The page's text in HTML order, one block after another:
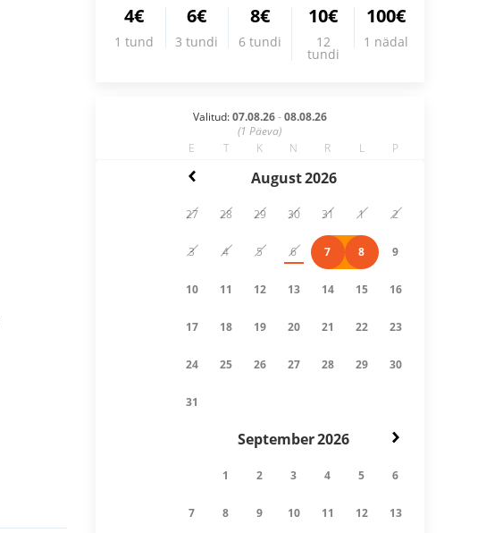
4€
1 tund
6€
3 tundi
8€
6 tundi
10€
12
tundi
100€
1 nädal
Valitud:07.08.26-08.08.26
(1 Päeva)
August2026
E T K N R L P
27 28 29 30 31 1 2
3 4 5 6 7 8 9
10 11 12 13 14 15 16
17 18 19 20 21 22 23
24 25 26 27 28 29 30
31
September2026
1 2 3 4 5 6
7 8 9 10 11 12 13